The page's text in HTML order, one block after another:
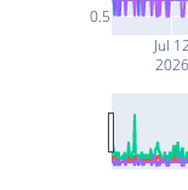
Jul 12
2026
0.5